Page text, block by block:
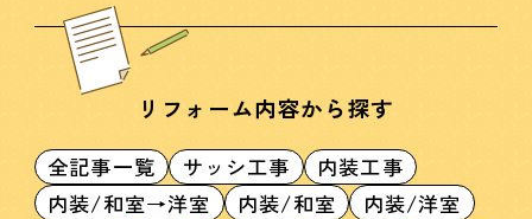
リフォーム内容から探す
全記事一覧 サッシ工事
内装工事
内装/和室→洋室
内装/和室
内装/洋室